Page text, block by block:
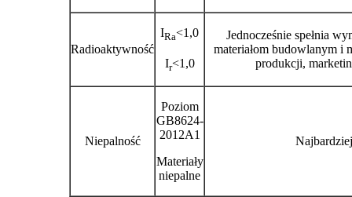
Radioaktywność
IRa<1,0
Ir<1,0
Jednocześnie spełnia
materiałom budowlanym i
produkcji,
Niepalność
Poziom
GB8624-
2012A1
Materiały
niepalne